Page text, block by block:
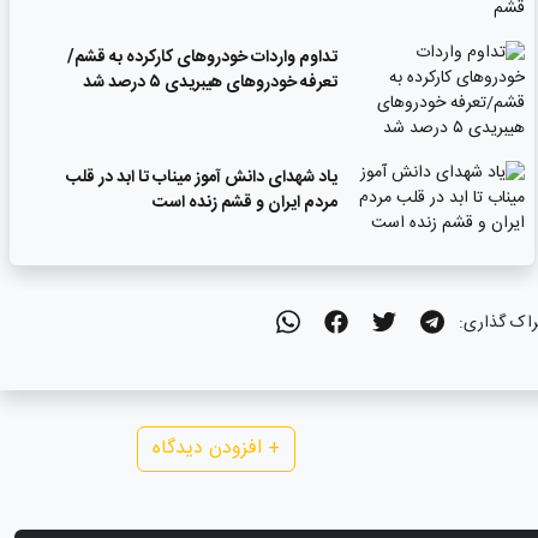
تداوم واردات خودروهای کارکرده به قشم/
تعرفه خودروهای هیبریدی ۵ درصد شد
یاد شهدای دانش آموز میناب تا ابد در قلب
مردم ایران و قشم زنده است
گذاری:
+ افزودن دیدگاه